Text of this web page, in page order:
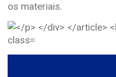
os materiais.